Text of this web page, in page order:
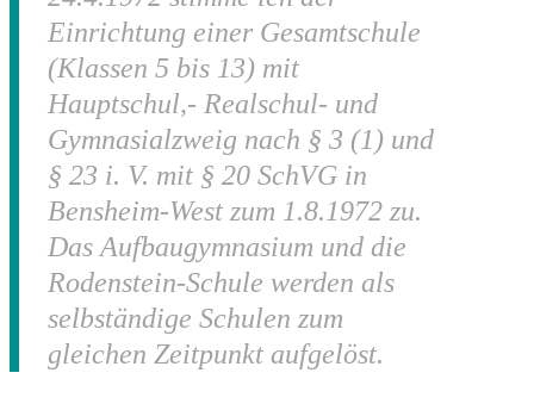
Einrichtung einer Gesamtschule
(Klassen 5 bis 13) mit
Hauptschul,- Realschul- und
Gymnasialzweig nach § 3 (1) und
§ 23 i. V. mit § 20 SchVG in
Bensheim-West zum 1.8.1972 zu.
Das Aufbaugymnasium und die
Rodenstein-Schule werden als
selbständige Schulen zum
gleichen Zeitpunkt aufgelöst.